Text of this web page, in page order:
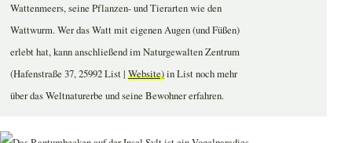
Wattenmeers, seine Pflanzen- und Tierarten wie den
Wattwurm. Wer das Watt mit eigenen Augen (und Füßen)
erlebt hat, kann anschließend im Naturgewalten Zentrum
(Hafenstraße 37, 25992 List | Website)in List noch mehr
über das Weltnaturerbe und seine Bewohner erfahren.